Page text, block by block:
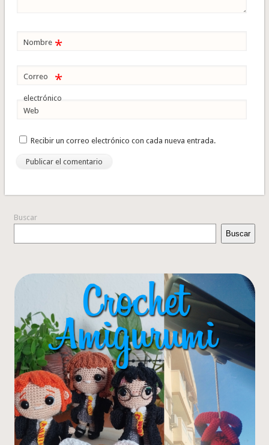
Nombre *
Correo
electrónico
*
Web
Recibir un correo electrónico con cada nueva entrada.
Buscar
Buscar